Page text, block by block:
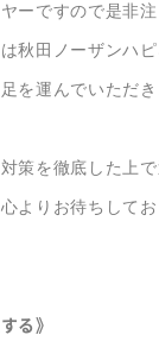
ーですので是非
秋田ノーザンハ
を運んでいただ
策を徹底した上
よりお待ちしてお
る》